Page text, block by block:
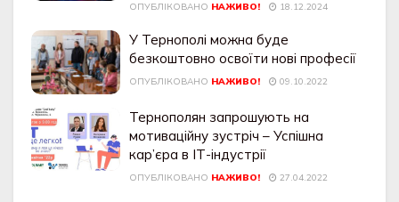
ОПУБЛІКОВАНО НАЖИВО! 18.12.2024
У Тернополі можна буде
безкоштовно освоїти нові професії
ОПУБЛІКОВАНО НАЖИВО! 09.10.2022
Тернополян запрошують на
мотиваційну зустріч – Успішна
кар’єра в ІТ-індустрії
ОПУБЛІКОВАНО НАЖИВО! 27.04.2022